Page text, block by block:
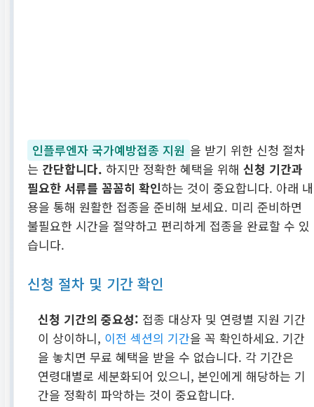
인플루엔자 국가예방접종 지원 을 받기 위한 신청 절차
는 간단합니다. 하지만 정확한 혜택을 위해신청 기간과
필요한 서류를 꼼꼼히 확인하는 것이 중요합니다. 아래 내
용을 통해 원활한 접종을 준비해 보세요. 미리 준비하면
불필요한 시간을 절약하고 편리하게 접종을 완료할 수 있
습니다.
신청 절차 및 기간 확인
신청 기간의 중요성: 접종 대상자 및 연령별 지원 기간
이 상이하니, 이전 섹션의 기간을 꼭 확인하세요. 기간
을 놓치면 무료 혜택을 받을 수 없습니다. 각 기간은
연령대별로 세분화되어 있으니, 본인에게 해당하는 기
간을 정확히 파악하는 것이 중요합니다.